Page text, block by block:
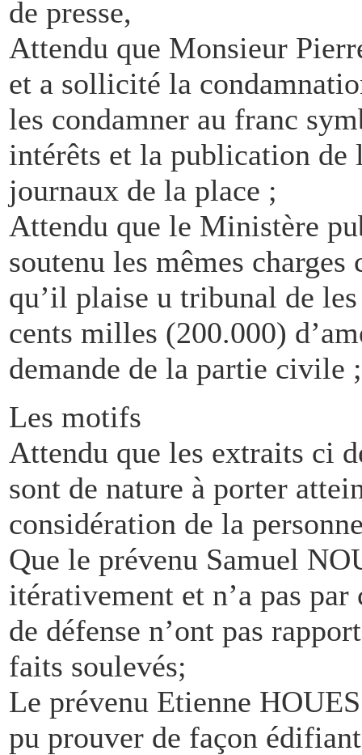
de presse,
Attendu que Monsieur
et a sollicité la
les condamner au franc
intérêts et la publication de
journaux de la place ;
Attendu que le Ministère
soutenu les mêmes
qu’il plaise u tribunal de
cents milles (200.000)
demande de la partie civile ;
Les motifs
Attendu que les extraits ci
sont de nature à porter
considération de la
Que le prévenu Samuel
itérativement et n’a pas
de défense n’ont pas
faits soulevés;
Le prévenu Etienne
pu prouver de façon